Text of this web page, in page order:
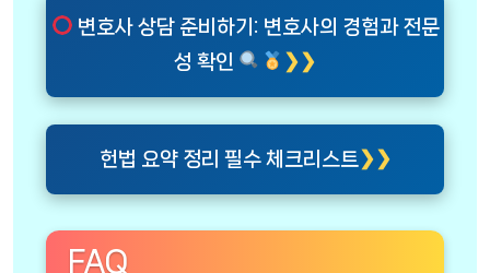
변호사 상담 준비하기: 변호사의 경험과 전문
성 확인
헌법 요약 정리 필수 체크리스트
FAQ